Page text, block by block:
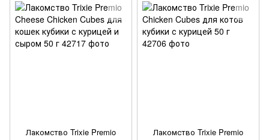
Лакомство Trixie Premio
Лакомство Trixie Premio